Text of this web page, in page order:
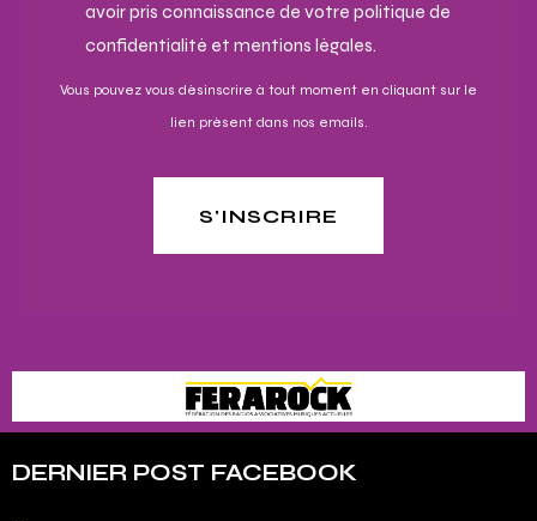
avoir pris connaissance de votre politique de
confidentialité et mentions légales.
Vous pouvez vous désinscrire à tout moment en cliquant sur le
lien présent dans nos emails.
S'INSCRIRE
DERNIER POST FACEBOOK